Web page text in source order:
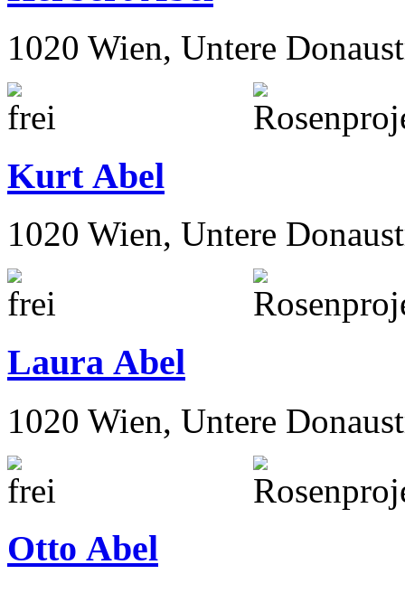
1020 Wien, Untere
Kurt Abel
1020 Wien, Untere
Laura Abel
1020 Wien, Untere
Otto Abel